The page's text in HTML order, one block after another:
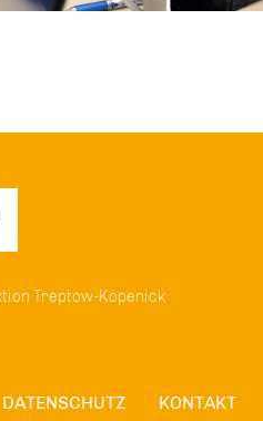
Treptow-Köpenick
DATENSCHUTZ KONTAKT